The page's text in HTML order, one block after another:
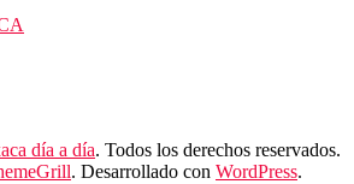
día a día. Todos los derechos reservados.
. Desarrollado con WordPress.